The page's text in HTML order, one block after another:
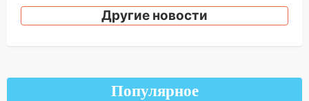
08.08.2026
20:10 Во время урагана в Ульяновске на
заблокировало в машине двух женщин
Другие новости
Популярное